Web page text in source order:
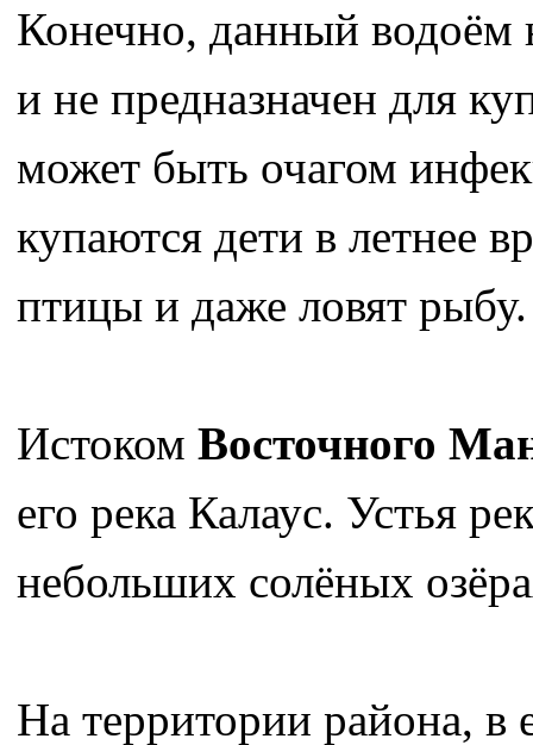
Конечно, данный водоём
и не предназначен для
может быть очагом
купаются дети в летнее
птицы и даже ловят рыбу.
Истоком Восточного
его река Калаус. Устья
небольших солёных
На территории района, в